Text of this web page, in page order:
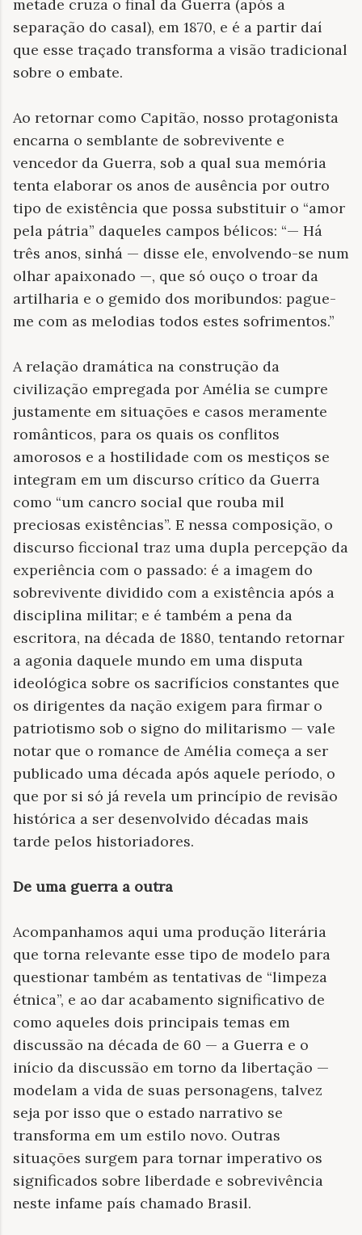
metade cruza o final da Guerra (após a
separação do casal), em 1870, e é a partir daí
que esse traçado transforma a visão tradicional
sobre o embate.
Ao retornar como Capitão, nosso protagonista
encarna o semblante de sobrevivente e
vencedor da Guerra, sob a qual sua memória
tenta elaborar os anos de ausência por outro
tipo de existência que possa substituir o “amor
pela pátria” daqueles campos bélicos: “— Há
três anos, sinhá — disse ele, envolvendo-se num
olhar apaixonado —, que só ouço o troar da
artilharia e o gemido dos moribundos: pague-
me com as melodias todos estes sofrimentos.”
A relação dramática na construção da
civilização empregada por Amélia se cumpre
justamente em situações e casos meramente
românticos, para os quais os conflitos
amorosos e a hostilidade com os mestiços se
integram em um discurso crítico da Guerra
como “um cancro social que rouba mil
preciosas existências”. E nessa composição, o
discurso ficcional traz uma dupla percepção da
experiência com o passado: é a imagem do
sobrevivente dividido com a existência após a
disciplina militar; e é também a pena da
escritora, na década de 1880, tentando retornar
a agonia daquele mundo em uma disputa
ideológica sobre os sacrifícios constantes que
os dirigentes da nação exigem para firmar o
patriotismo sob o signo do militarismo — vale
notar que o romance de Amélia começa a ser
publicado uma década após aquele período, o
que por si só já revela um princípio de revisão
histórica a ser desenvolvido décadas mais
tarde pelos historiadores.
De uma guerra a outra
Acompanhamos aqui uma produção literária
que torna relevante esse tipo de modelo para
questionar também as tentativas de “limpeza
étnica”, e ao dar acabamento significativo de
como aqueles dois principais temas em
discussão na década de 60 — a Guerra e o
início da discussão em torno da libertação —
modelam a vida de suas personagens, talvez
seja por isso que o estado narrativo se
transforma em um estilo novo. Outras
situações surgem para tornar imperativo os
significados sobre liberdade e sobrevivência
neste infame país chamado Brasil.